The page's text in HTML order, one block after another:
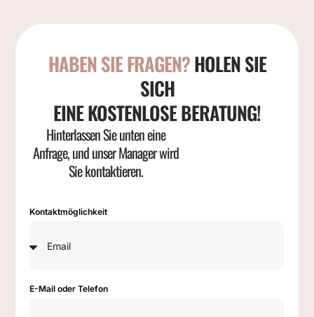
HABEN SIE FRAGEN?HOLEN SIE
SICH
EINE KOSTENLOSE BERATUNG!
Hinterlassen Sie unten eine
Anfrage, und unser Manager wird
Sie kontaktieren.
Kontaktmöglichkeit
E-Mail oder Telefon